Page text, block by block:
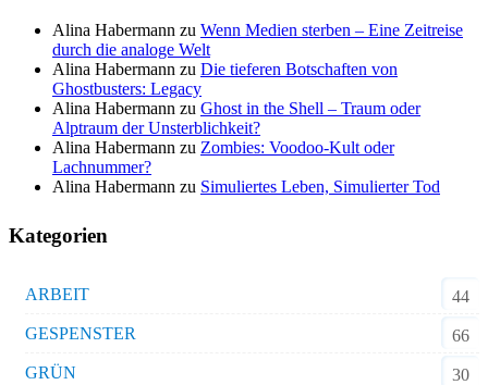
Alina Habermann zu Wenn Medien sterben – Eine Zeitreise
durch die analoge Welt
Alina Habermann zu Die tieferen Botschaften von
Ghostbusters: Legacy
Alina Habermann zu Ghost in the Shell – Traum oder
Alptraum der Unsterblichkeit?
Alina Habermann zu Zombies: Voodoo-Kult oder
Lachnummer?
Alina Habermann zu Simuliertes Leben, Simulierter Tod
Kategorien
ARBEIT
44
GESPENSTER
66
GRÜN
30